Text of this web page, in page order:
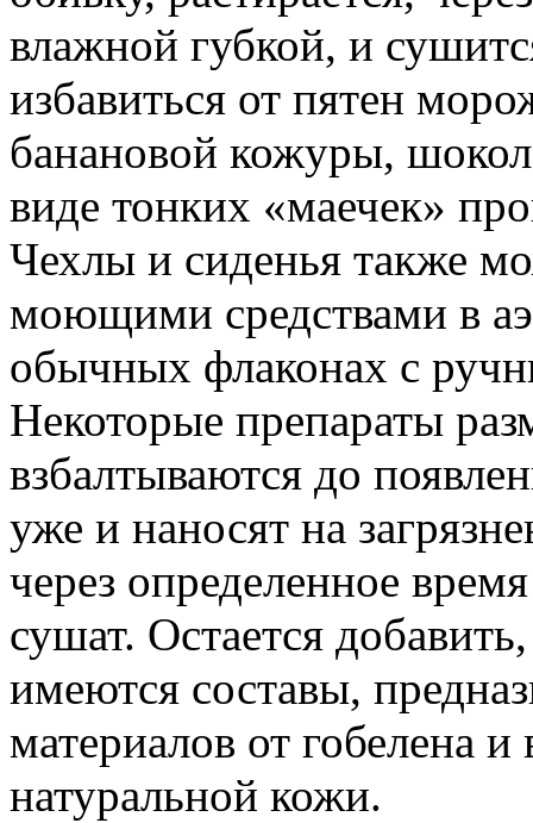
влажной губкой, и
избавиться от пятен
банановой кожуры,
виде тонких «маечек»
Чехлы и сиденья также
моющими средствами в
обычных флаконах с
Некоторые препараты
взбалтываются до
уже и наносят на
через определенное
сушат. Остается
имеются составы,
материалов от гобелена
натуральной кожи.